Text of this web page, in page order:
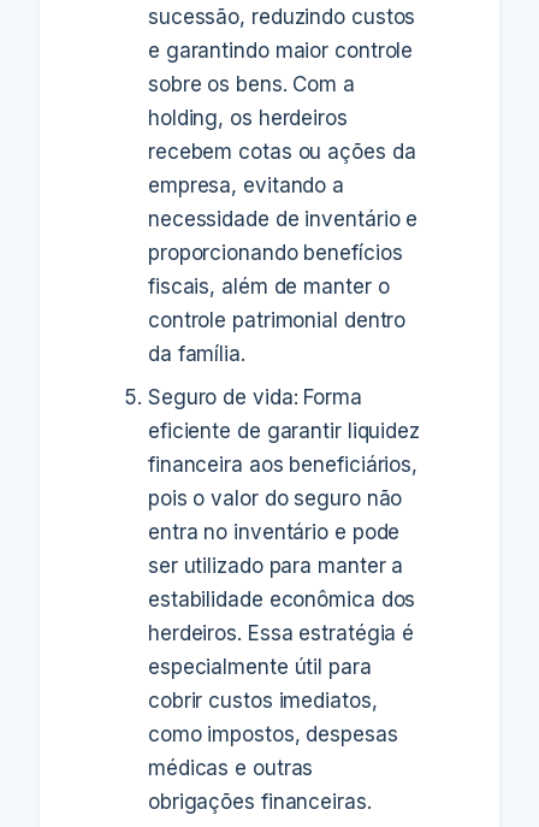
sucessão, reduzindo custos
e garantindo maior controle
sobre os bens. Com a
holding, os herdeiros
recebem cotas ou ações da
empresa, evitando a
necessidade de inventário e
proporcionando benefícios
fiscais, além de manter o
controle patrimonial dentro
da família.
Seguro de vida: Forma
eficiente de garantir liquidez
financeira aos beneficiários,
pois o valor do seguro não
entra no inventário e pode
ser utilizado para manter a
estabilidade econômica dos
herdeiros. Essa estratégia é
especialmente útil para
cobrir custos imediatos,
como impostos, despesas
médicas e outras
obrigações financeiras.